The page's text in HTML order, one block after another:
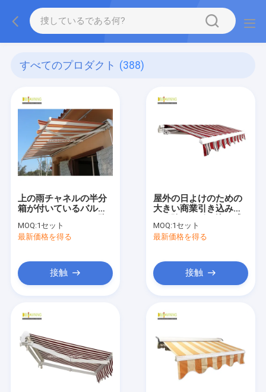
すべてのプロダクト (388)
上の雨チャネルの半分
箱が付いているバルコ
水引き込み式の日除け
MOQ:1セット
最新価格を得る
接触
屋外の日よけのための
大きい商業引き込み式
の日除け
MOQ:1セット
最新価格を得る
接触